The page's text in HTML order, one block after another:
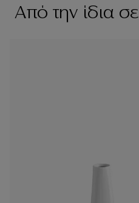
Από την ίδια